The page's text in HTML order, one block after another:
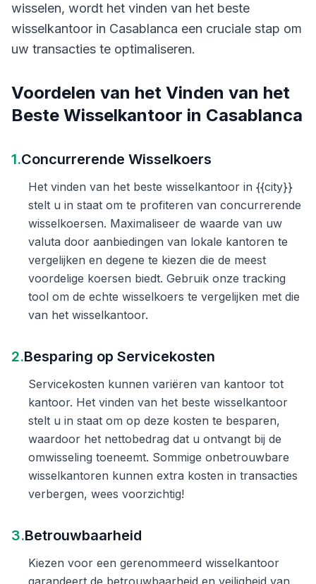
wisselen, wordt het vinden van het beste
wisselkantoor in Casablanca een cruciale stap om
uw transacties te optimaliseren.
Voordelen van het Vinden van het
Beste Wisselkantoor in Casablanca
1.Concurrerende Wisselkoers
Het vinden van het beste wisselkantoor in {{city}}
stelt u in staat om te profiteren van concurrerende
wisselkoersen. Maximaliseer de waarde van uw
valuta door aanbiedingen van lokale kantoren te
vergelijken en degene te kiezen die de meest
voordelige koersen biedt. Gebruik onze tracking
tool om de echte wisselkoers te vergelijken met die
van het wisselkantoor.
2.Besparing op Servicekosten
Servicekosten kunnen variëren van kantoor tot
kantoor. Het vinden van het beste wisselkantoor
stelt u in staat om op deze kosten te besparen,
waardoor het nettobedrag dat u ontvangt bij de
omwisseling toeneemt. Sommige onbetrouwbare
wisselkantoren kunnen extra kosten in transacties
verbergen, wees voorzichtig!
3.Betrouwbaarheid
Kiezen voor een gerenommeerd wisselkantoor
garandeert de betrouwbaarheid en veiligheid van